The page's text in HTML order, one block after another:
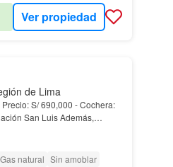
Ver propiedad
de Lima
Precio: S/ 690,000 - Cochera:
Gas natural Sin amoblar